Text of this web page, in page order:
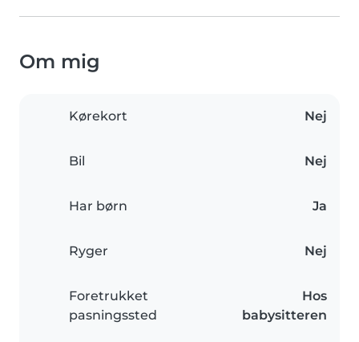
Om mig
Kørekort Nej
Bil Nej
Har børn Ja
Ryger Nej
Foretrukket
pasningssted
Hos
babysitteren